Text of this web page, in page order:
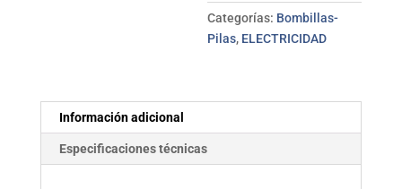
DH
cantidad
Categorías: Bombillas-
Pilas, ELECTRICIDAD
Información adicional
Especificaciones técnicas